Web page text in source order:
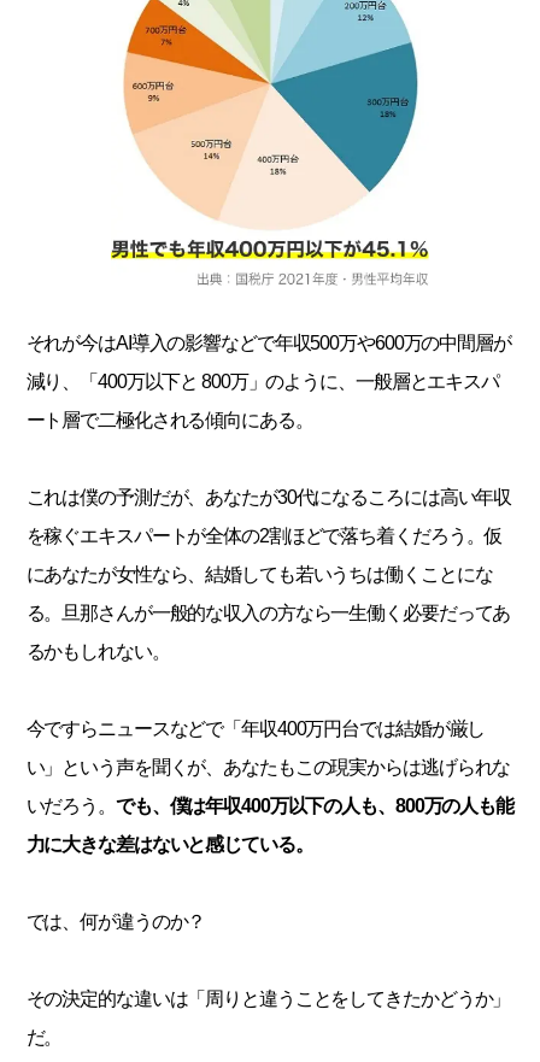
それが今はAI導入の影響などで年収500万や600万の中間層が
減り、「400万以下と 800万」のように、一般層とエキスパ
ート層で二極化される傾向にある。
これは僕の予測だが、あなたが30代になるころには高い年収
を稼ぐエキスパートが全体の2割ほどで落ち着くだろう。仮
にあなたが女性なら、結婚しても若いうちは働くことにな
る。旦那さんが一般的な収入の方なら一生働く必要だってあ
るかもしれない。
今ですらニュースなどで「年収400万円台では結婚が厳し
い」という声を聞くが、あなたもこの現実からは逃げられな
いだろう。 でも、僕は年収400万以下の人も、800万の人も能
力に大きな差はないと感じている。
では、何が違うのか？
その決定的な違いは「周りと違うことをしてきたかどうか」
だ。